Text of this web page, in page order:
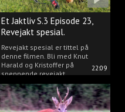
22:09
Et Jaktliv S.3 Episode 23,
Revejakt spesial.
Revejakt spesial er tittel på
denne filmen. Bli med Knut
Harald og Kristoffer på
spennende revejakt.